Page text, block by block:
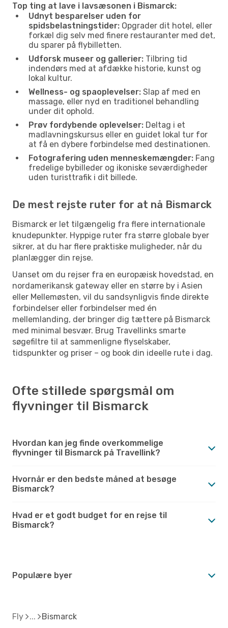
Top ting at lave i lavsæsonen i Bismarck:
Udnyt besparelser uden for
spidsbelastningstider: Opgrader dit hotel, eller
forkæl dig selv med finere restauranter med det,
du sparer på flybilletten.
Udforsk museer og gallerier: Tilbring tid
indendørs med at afdække historie, kunst og
lokal kultur.
Wellness- og spaoplevelser: Slap af med en
massage, eller nyd en traditionel behandling
under dit ophold.
Prøv fordybende oplevelser: Deltag i et
madlavningskursus eller en guidet lokal tur for
at få en dybere forbindelse med destinationen.
Fotografering uden menneskemængder: Fang
fredelige bybilleder og ikoniske seværdigheder
uden turisttrafik i dit billede.
De mest rejste ruter for at nå Bismarck
Bismarck er let tilgængelig fra flere internationale
knudepunkter. Hyppige ruter fra større globale byer
sikrer, at du har flere praktiske muligheder, når du
planlægger din rejse.
Uanset om du rejser fra en europæisk hovedstad, en
nordamerikansk gateway eller en større by i Asien
eller Mellemøsten, vil du sandsynligvis finde direkte
forbindelser eller forbindelser med én
mellemlanding, der bringer dig tættere på Bismarck
med minimal besvær. Brug Travellinks smarte
søgefiltre til at sammenligne flyselskaber,
tidspunkter og priser – og book din ideelle rute i dag.
Ofte stillede spørgsmål om
flyvninger til Bismarck
Hvordan kan jeg finde overkommelige
flyvninger til Bismarck på Travellink?
Hvornår er den bedste måned at besøge
Bismarck?
Hvad er et godt budget for en rejse til
Bismarck?
Populære byer
Fly Bismarck